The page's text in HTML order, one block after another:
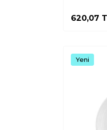
620,07
Yeni